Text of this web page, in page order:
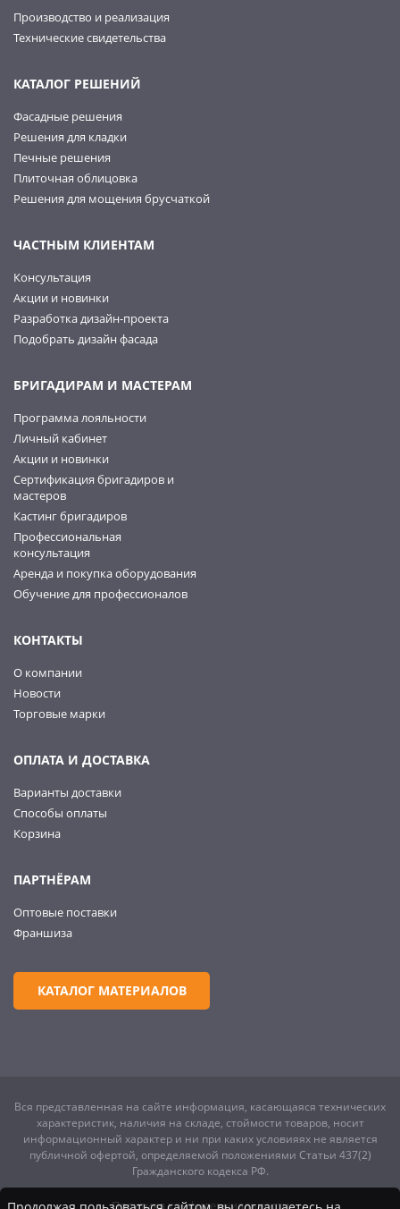
Производство и реализация
Технические свидетельства
КАТАЛОГ РЕШЕНИЙ
Фасадные решения
Решения для кладки
Печные решения
Плиточная облицовка
Решения для мощения брусчаткой
ЧАСТНЫМ КЛИЕНТАМ
Консультация
Акции и новинки
Разработка дизайн-проекта
Подобрать дизайн фасада
БРИГАДИРАМ И МАСТЕРАМ
Программа лояльности
Личный кабинет
Акции и новинки
Сертификация бригадиров и
мастеров
Кастинг бригадиров
Профессиональная
консультация
Аренда и покупка оборудования
Обучение для профессионалов
КОНТАКТЫ
О компании
Новости
Торговые марки
ОПЛАТА И ДОСТАВКА
Варианты доставки
Способы оплаты
Корзина
ПАРТНЁРАМ
Оптовые поставки
Франшиза
КАТАЛОГ МАТЕРИАЛОВ
Вся представленная на сайте информация, касающаяся технических
характеристик, наличия на складе, стоймости товаров, носит
информационный характер и ни при каких условияях не является
публичной офертой, определяемой положениями Статьи 437(2)
Гражданского кодекса РФ.
Политика конфиденциальности